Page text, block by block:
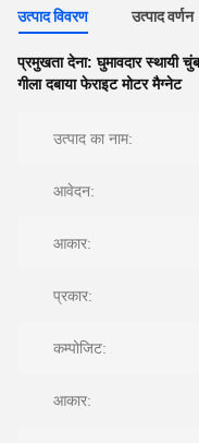
उत्पाद विवरण उत्पाद वर्णन
प्रमुखता देना:घुमावदार स्थायी
गीला दबाया फेराइट मोटर मैग्नेट
उत्पाद का नाम:
आवेदन:
आकार:
प्रकार:
कम्पोजिट:
आकार: